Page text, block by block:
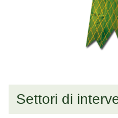
Settori di